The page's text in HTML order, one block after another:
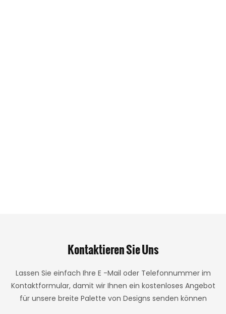
Kontaktieren Sie Uns
Lassen Sie einfach Ihre E -Mail oder Telefonnummer im
Kontaktformular, damit wir Ihnen ein kostenloses Angebot
für unsere breite Palette von Designs senden können